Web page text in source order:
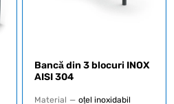
Bancă din 3 blocuri INOX
AISI 304
Material — oțel inoxidabil